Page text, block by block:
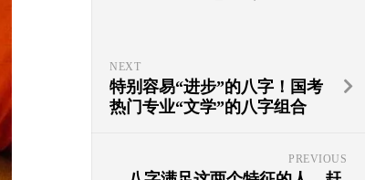
NEXT
特别容易“进步”的八字！国考
热门专业“文学”的八字组合
PREVIOUS